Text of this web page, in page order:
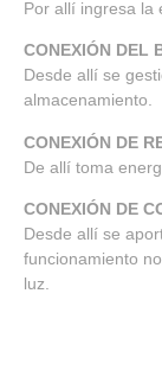
Por allí ingresa la
CONEXIÓN DEL
Desde allí se
almacenamiento.
CONEXIÓN DE
De allí toma
CONEXIÓN DE
Desde allí se
funcionamiento
luz.